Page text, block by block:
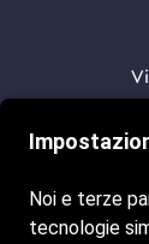
Noi e terze
tecnologie